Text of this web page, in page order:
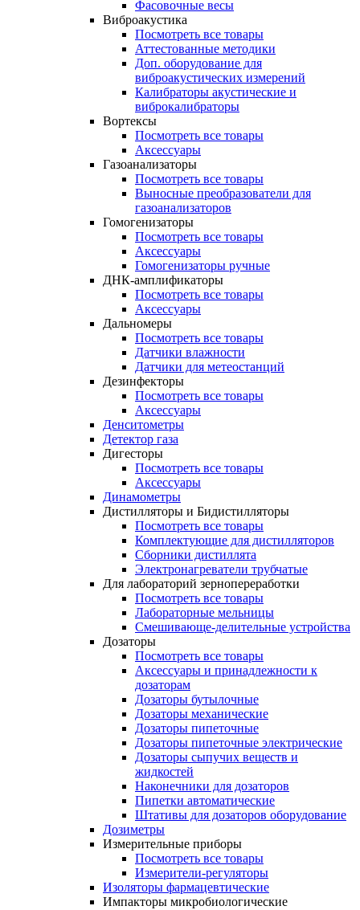
Фасовочные весы
Виброакустика
Посмотреть все товары
Аттестованные методики
Доп. оборудование для
виброакустических измерений
Калибраторы акустические и
виброкалибраторы
Вортексы
Посмотреть все товары
Аксессуары
Газоанализаторы
Посмотреть все товары
Выносные преобразователи для
газоанализаторов
Гомогенизаторы
Посмотреть все товары
Аксессуары
Гомогенизаторы ручные
ДНК-амплификаторы
Посмотреть все товары
Аксессуары
Дальномеры
Посмотреть все товары
Датчики влажности
Датчики для метеостанций
Дезинфекторы
Посмотреть все товары
Аксессуары
Денситометры
Детектор газа
Дигесторы
Посмотреть все товары
Аксессуары
Динамометры
Дистилляторы и Бидистилляторы
Посмотреть все товары
Комплектующие для дистилляторов
Сборники дистиллята
Электронагреватели трубчатые
Для лабораторий зернопереработки
Посмотреть все товары
Лабораторные мельницы
Смешивающе-делительные устройства
Дозаторы
Посмотреть все товары
Аксессуары и принадлежности к
дозаторам
Дозаторы бутылочные
Дозаторы механические
Дозаторы пипеточные
Дозаторы пипеточные электрические
Дозаторы сыпучих веществ и
жидкостей
Наконечники для дозаторов
Пипетки автоматические
Штативы для дозаторов оборудование
Дозиметры
Измерительные приборы
Посмотреть все товары
Измерители-регуляторы
Изоляторы фармацевтические
Импакторы микробиологические